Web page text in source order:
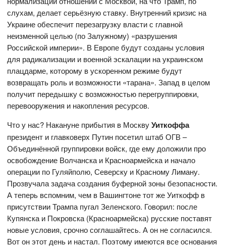
слухам, делает серьёзную ставку. Внутренний кризис на
Украине обеспечит перезагрузку власти с главной
неизменной целью (по Залужному) «разрушения
Российской империи». В Европе будут созданы условия
для радикализации и военной эскалации на украинском
плацдарме, которому в ускоренном режиме будут
возвращать роль и возможности «тарана». Запад в целом
получит передышку с возможностью перегруппировки,
перевооружения и накопления ресурсов.
Что у нас? Накануне прибытия в МосквуУиткоффа
президент и главковерх Путин посетил штаб ОГВ –
Объединённой группировки войск, где ему доложили про
освобождение Волчанска и Красноармейска и начало
операции по Гуляйполю, Северску и Красному Лиману.
Прозвучала задача создания буферной зоны безопасности.
А теперь вспомним, чем в Вашингтоне тот же Уиткофф в
присутствии Трампа пугал Зеленского. Говорил: после
Купянска и Покровска (Красноармейска) русские поставят
новые условия, срочно соглашайтесь. А он не согласился.
Вот он этот день и настал. Поэтому имеются все основания